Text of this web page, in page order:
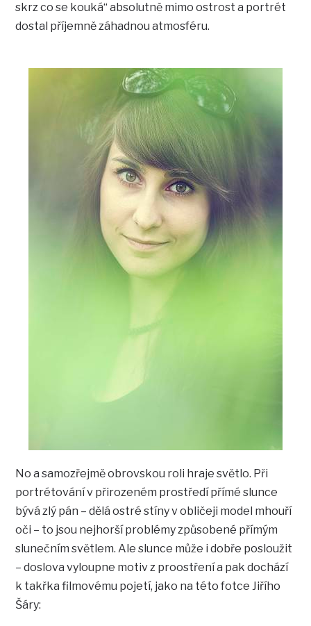
skrz co se kouká“ absolutně mimo ostrost a portrét
dostal příjemně záhadnou atmosféru.
No a samozřejmě obrovskou roli hraje světlo. Při
portrétování v přirozeném prostředí přímé slunce
bývá zlý pán – dělá ostré stíny v obličeji model mhouří
oči – to jsou nejhorší problémy způsobené přímým
slunečním světlem. Ale slunce může i dobře posloužit
– doslova vyloupne motiv z proostření a pak dochází
k takřka filmovému pojetí, jako na této fotce Jiřího
Šáry: